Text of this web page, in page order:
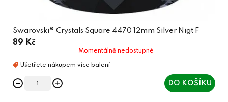
Swarovski® Crystals Square 4470 12mm Silver Nigt F
89 Kč
Momentálně nedostupné
DO KOŠÍKU